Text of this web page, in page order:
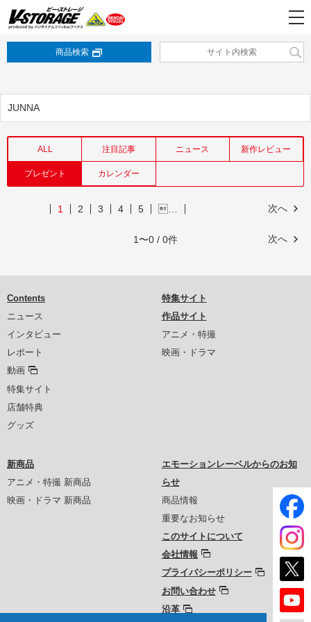
商品検索
JUNNA
ALL 注目記事 ニュース 新作レビュー
プレゼント カレンダー
次へ
1 2 3 4 5 …
次へ
1〜0 / 0件
Contents
ニュース
インタビュー
レポート
動画
特集サイト
店舗特典
グッズ
特集サイト
作品サイト
アニメ・特撮
映画・ドラマ
新商品
アニメ・特撮 新商品
映画・ドラマ 新商品
エモーションレーベルからのお知
らせ
商品情報
重要なお知らせ
このサイトについて
会社情報
プライバシーポリシー
お問い合わせ
沿革